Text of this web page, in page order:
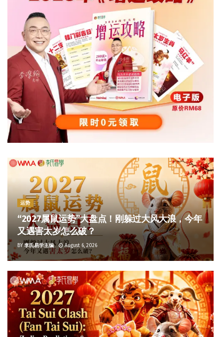
运势
“2027属鼠运势”大盘点！刚躲过大风大浪，今年
又遇害太岁怎么破？
BY 李氏易学主编 August 6, 2026